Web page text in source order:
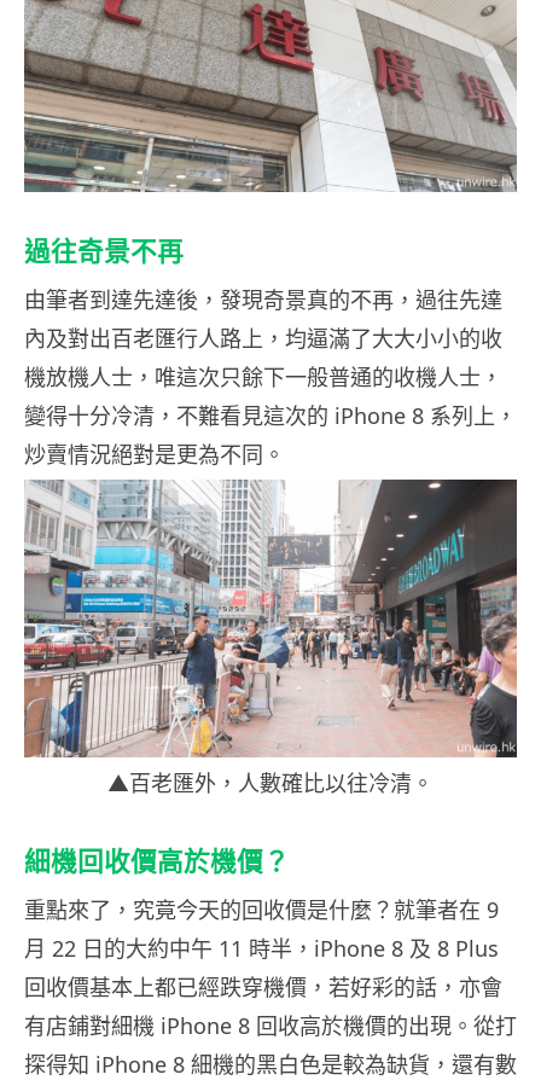
過往奇景不再
由筆者到達先達後，發現奇景真的不再，過往先達
內及對出百老匯行人路上，均逼滿了大大小小的收
機放機人士，唯這次只餘下一般普通的收機人士，
變得十分冷清，不難看見這次的 iPhone 8 系列上，
炒賣情況絕對是更為不同。
▲百老匯外，人數確比以往冷清。
細機回收價高於機價？
重點來了，究竟今天的回收價是什麼？就筆者在 9
月 22 日的大約中午 11 時半，iPhone 8 及 8 Plus
回收價基本上都已經跌穿機價，若好彩的話，亦會
有店鋪對細機 iPhone 8 回收高於機價的出現。從打
探得知 iPhone 8 細機的黑白色是較為缺貨，還有數